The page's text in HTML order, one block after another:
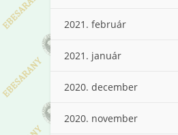
2021. február
2021. január
2020. december
2020. november